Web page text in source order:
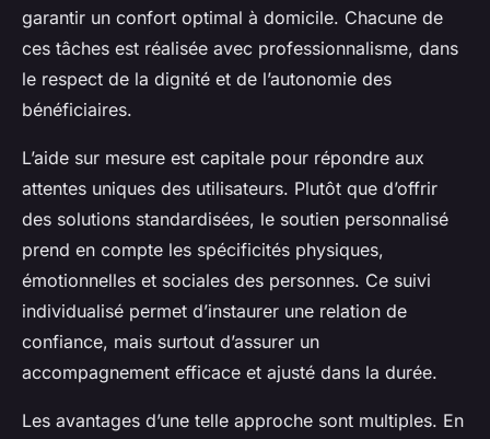
garantir un confort optimal à domicile. Chacune de
ces tâches est réalisée avec professionnalisme, dans
le respect de la dignité et de l’autonomie des
bénéficiaires.
L’aide sur mesure est capitale pour répondre aux
attentes uniques des utilisateurs. Plutôt que d’offrir
des solutions standardisées, le soutien personnalisé
prend en compte les spécificités physiques,
émotionnelles et sociales des personnes. Ce suivi
individualisé permet d’instaurer une relation de
confiance, mais surtout d’assurer un
accompagnement efficace et ajusté dans la durée.
Les avantages d’une telle approche sont multiples. En